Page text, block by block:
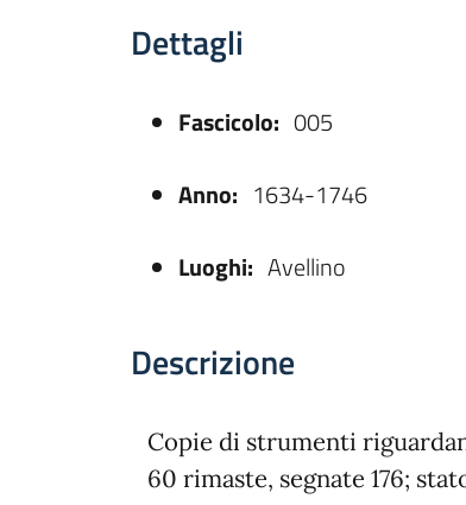
Dettagli
Fascicolo: 005
Anno: 1634-1746
Luoghi: Avellino
Descrizione
Copie di strumenti
60 rimaste, segnate 176;